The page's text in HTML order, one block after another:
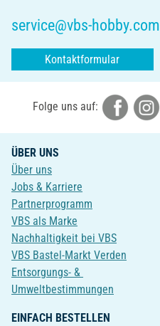
service@vbs-hobby.com
Kontaktformular
Folge uns auf:
ÜBER UNS
Über uns
Jobs & Karriere
Partnerprogramm
VBS als Marke
Nachhaltigkeit bei VBS
VBS Bastel-Markt Verden
Entsorgungs- &
Umweltbestimmungen
EINFACH BESTELLEN